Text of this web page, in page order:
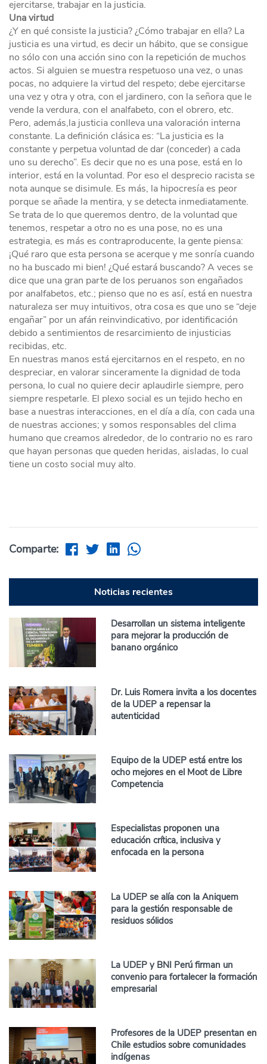
ejercitarse, trabajar en la justicia.
Una virtud
¿Y en qué consiste la justicia? ¿Cómo trabajar en ella? La
justicia es una virtud, es decir un hábito, que se consigue
no sólo con una acción sino con la repetición de muchos
actos. Si alguien se muestra respetuoso una vez, o unas
pocas, no adquiere la virtud del respeto; debe ejercitarse
una vez y otra y otra, con el jardinero, con la señora que le
vende la verdura, con el analfabeto, con el obrero, etc.
Pero, además,la justicia conlleva una valoración interna
constante. La definición clásica es: “La justicia es la
constante y perpetua voluntad de dar (conceder) a cada
uno su derecho”. Es decir que no es una pose, está en lo
interior, está en la voluntad. Por eso el desprecio racista se
nota aunque se disimule. Es más, la hipocresía es peor
porque se añade la mentira, y se detecta inmediatamente.
Se trata de lo que queremos dentro, de la voluntad que
tenemos, respetar a otro no es una pose, no es una
estrategia, es más es contraproducente, la gente piensa:
¡Qué raro que esta persona se acerque y me sonría cuando
no ha buscado mi bien! ¿Qué estará buscando? A veces se
dice que una gran parte de los peruanos son engañados
por analfabetos, etc.; pienso que no es así, está en nuestra
naturaleza ser muy intuitivos, otra cosa es que uno se “deje
engañar” por un afán reinvindicativo, por identificación
debido a sentimientos de resarcimiento de injusticias
recibidas, etc.
En nuestras manos está ejercitarnos en el respeto, en no
despreciar, en valorar sinceramente la dignidad de toda
persona, lo cual no quiere decir aplaudirle siempre, pero
siempre respetarle. El plexo social es un tejido hecho en
base a nuestras interacciones, en el día a día, con cada una
de nuestras acciones; y somos responsables del clima
humano que creamos alrededor, de lo contrario no es raro
que hayan personas que queden heridas, aisladas, lo cual
tiene un costo social muy alto.
Comparte:
Noticias recientes
Desarrollan un sistema inteligente
para mejorar la producción de
banano orgánico
Dr. Luis Romera invita a los docentes
de la UDEP a repensar la
autenticidad
Equipo de la UDEP está entre los
ocho mejores en el Moot de Libre
Competencia
Especialistas proponen una
educación crítica, inclusiva y
enfocada en la persona
La UDEP se alía con la Aniquem
para la gestión responsable de
residuos sólidos
La UDEP y BNI Perú firman un
convenio para fortalecer la formación
empresarial
Profesores de la UDEP presentan en
Chile estudios sobre comunidades
indígenas